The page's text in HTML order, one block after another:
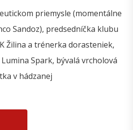
priemysle (momentálne
Sandoz), predsedníčka klubu
Žilina a trénerka dorasteniek,
Spark, bývalá vrcholová
v hádzanej